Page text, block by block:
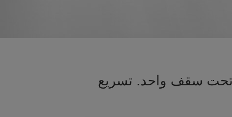
تحت سقف واحد. تسريع